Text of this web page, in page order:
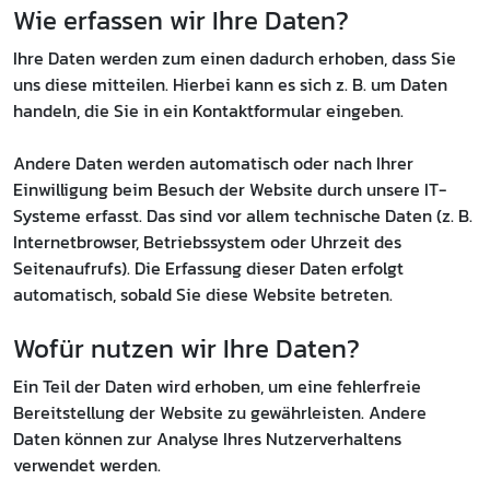
Wie erfassen wir Ihre Daten?
Ihre Daten werden zum einen dadurch erhoben, dass Sie
uns diese mitteilen. Hierbei kann es sich z. B. um Daten
handeln, die Sie in ein Kontaktformular eingeben.
Andere Daten werden automatisch oder nach Ihrer
Einwilligung beim Besuch der Website durch unsere IT-
Systeme erfasst. Das sind vor allem technische Daten (z. B.
Internetbrowser, Betriebssystem oder Uhrzeit des
Seitenaufrufs). Die Erfassung dieser Daten erfolgt
automatisch, sobald Sie diese Website betreten.
Wofür nutzen wir Ihre Daten?
Ein Teil der Daten wird erhoben, um eine fehlerfreie
Bereitstellung der Website zu gewährleisten. Andere
Daten können zur Analyse Ihres Nutzerverhaltens
verwendet werden.